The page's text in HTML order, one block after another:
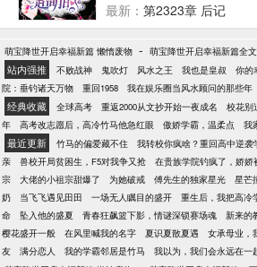
最新： 第2323章 后记
萌宝降世开启幸福新篇 懒惰废物 - 萌宝降世开启幸福新篇全
站内强推 不败战神 鬼吹灯 风水之王 我也是皇叔 你的
院：垂钓诸天万物
重回1958 我在娱乐圈当风水顾问的那些年
经典收藏 全球高考 重返2000从文抄开始一夜成名 校花别
年
高考改志愿后，高冷竹马他急红眼 傲娇学霸，温柔点 我
最近更新 竹马的偏爱藏不住 我转校你疯啥？重回高中逆袭
亲
兽校开局贫困生，F5对我争又抢 在贵族学院钓疯了，娇娇
宗
大佬的小祖宗甜爆了 为她破戒 傅先生的独家星光 星芒
奶
当飞飞遇见田田 一场无人瞩目的盛开 重生后，我把高冷
命
坠入他的盛夏 青春狂飙篮下影，情谜深锁赛场魂 新来的
樱花盛开一般
在风里喊我的名字 夏识夏散夏遇 女承母业，
友
满分恋人 我的学霸邻居是竹马 我以为，我们会永远在一